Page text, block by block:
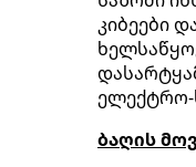
კიბეები
ელექტრო-
ბაღის